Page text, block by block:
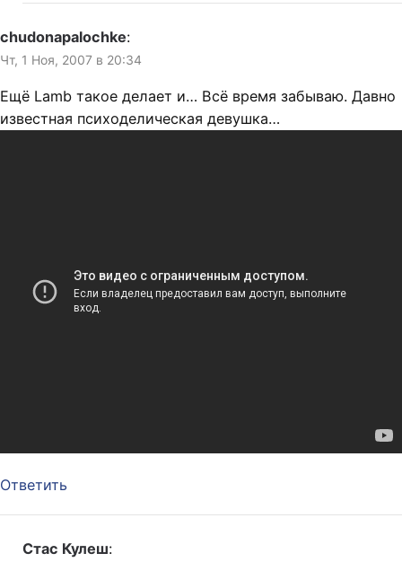
chudonapalochke:
Чт, 1 Ноя, 2007 в 20:34
Ещё Lamb такое делает и… Всё время забываю. Давно
известная психоделическая девушка…
Ответить
Стас Кулеш: